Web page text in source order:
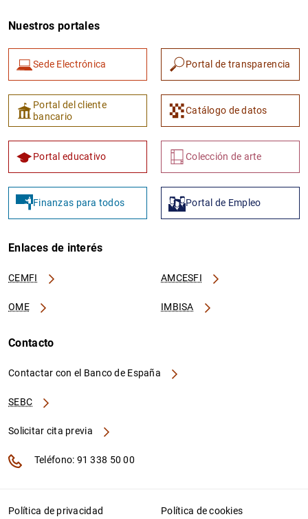
1 2
Nuestros portales
Sede Electrónica Portal de transparencia
Portal del cliente
bancario
Catálogo de datos
Portal educativo Colección de arte
Finanzas para todos Portal de Empleo
Enlaces de interés
CEMFI AMCESFI
OME IMBISA
Contacto
Contactar con el Banco de España
SEBC
Solicitar cita previa
Teléfono: 91 338 50 00
Política de privacidad Política de cookies